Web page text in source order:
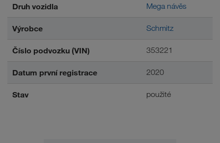
Druh vozidla Mega návěs
Výrobce Schmitz
Číslo podvozku (VIN) 353221
Datum první registrace 2020
Stav použité